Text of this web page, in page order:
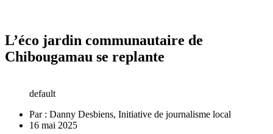
L’éco jardin communautaire de
Chibougamau se replante
default
Par : Danny Desbiens, Initiative de journalisme local
16 mai 2025